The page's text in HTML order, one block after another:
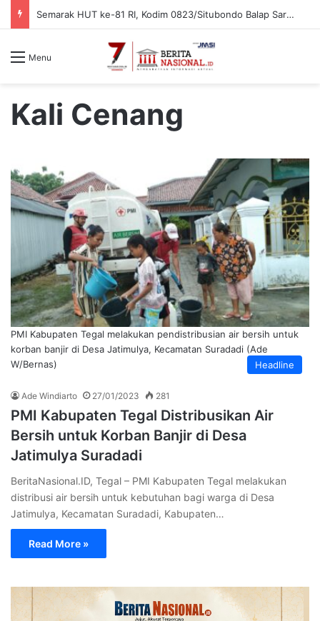
Semarak HUT ke-81 RI, Kodim 0823/Situbondo Balap Sarung Hingga Lomba Bongkar Senjata
Menu
Kali Cenang
Headline
PMI Kabupaten Tegal melakukan pendistribusian air bersih untuk
korban banjir di Desa Jatimulya, Kecamatan Suradadi (Ade
W/Bernas)
Ade Windiarto 27/01/2023 281
PMI Kabupaten Tegal Distribusikan Air
Bersih untuk Korban Banjir di Desa
Jatimulya Suradadi
BeritaNasional.ID, Tegal – PMI Kabupaten Tegal melakukan
distribusi air bersih untuk kebutuhan bagi warga di Desa
Jatimulya, Kecamatan Suradadi, Kabupaten…
Read More »